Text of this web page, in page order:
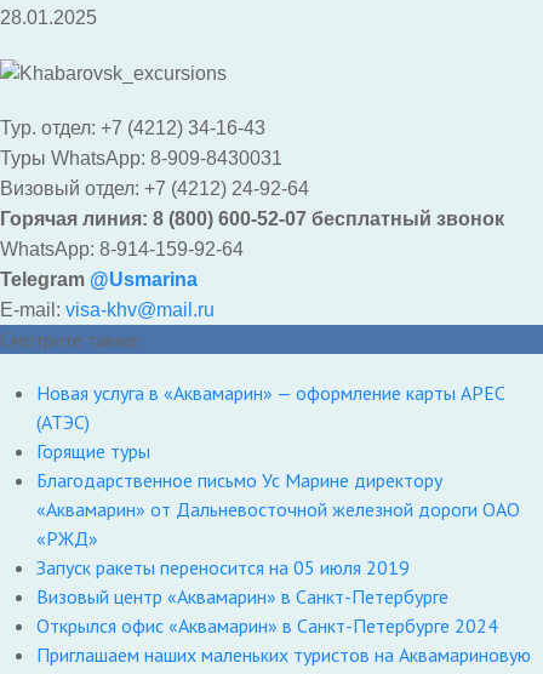
28.01.2025
Тур. отдел: +7 (4212) 34-16-43
Туры WhatsApp: 8-909-8430031
Визовый отдел: +7 (4212) 24-92-64
Горячая линия: 8 (800) 600-52-07 бесплатный звонок
WhatsApp: 8-914-159-92-64
Telegram @Usmarina
E-mail: visa-khv@mail.ru
Смотрите также:
Новая услуга в «Аквамарин» — оформление карты АРЕС
(АТЭС)
Горящие туры
Благодарственное письмо Ус Марине директору
«Аквамарин» от Дальневосточной железной дороги ОАО
«РЖД»
Запуск ракеты переносится на 05 июля 2019
Визовый центр «Аквамарин» в Санкт-Петербурге
Открылся офис «Аквамарин» в Санкт-Петербурге 2024
Приглашаем наших маленьких туристов на Аквамариновую